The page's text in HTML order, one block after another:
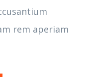
rem aperiam